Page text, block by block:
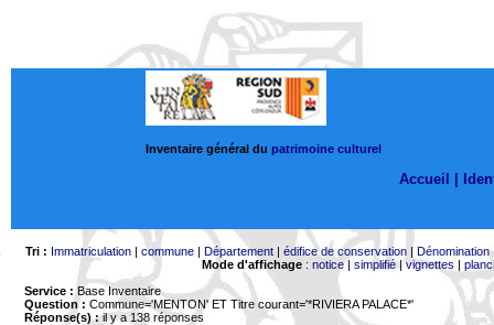
Inventaire général du patrimoine culturel
Accueil |
Tri : Immatriculation| commune| Département| édifice de conservation| Dénomination
Mode d'affichage: notice| simplifié|vignettes |
Service : Base Inventaire
Question : Commune='MENTON' ET Titre courant='*RIVIERA PALACE*'
Réponse(s) :il y a 138 réponses